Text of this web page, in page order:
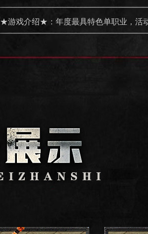
★游戏介绍★：年度最具特色单职业，活